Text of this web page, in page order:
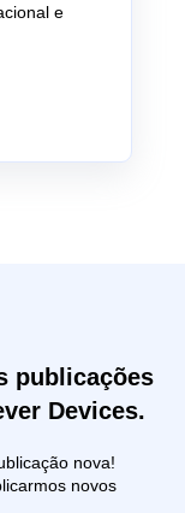
e
publicações
Devices.
nova!
novos